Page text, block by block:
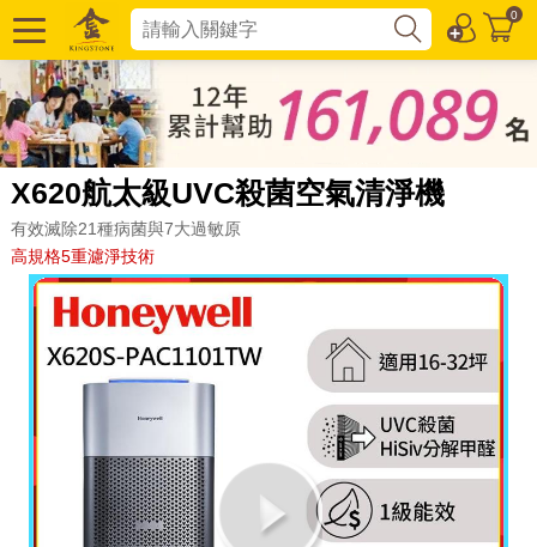
0
X620航太級UVC殺菌空氣清淨機
有效滅除21種病菌與7大過敏原
高規格5重濾淨技術